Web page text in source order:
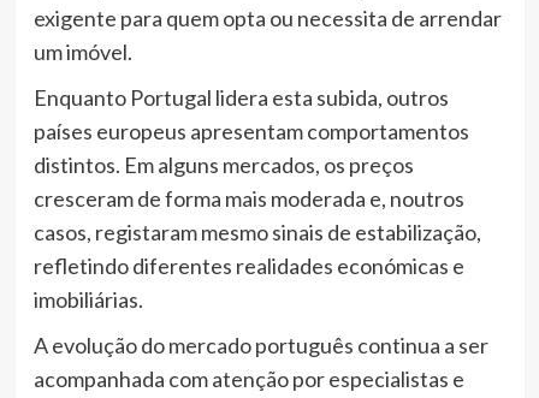
exigente para quem opta ou necessita de arrendar
um imóvel.
Enquanto Portugal lidera esta subida, outros
países europeus apresentam comportamentos
distintos. Em alguns mercados, os preços
cresceram de forma mais moderada e, noutros
casos, registaram mesmo sinais de estabilização,
refletindo diferentes realidades económicas e
imobiliárias.
A evolução do mercado português continua a ser
acompanhada com atenção por especialistas e